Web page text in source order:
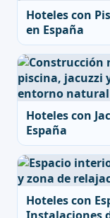
Hoteles con
en España
Hoteles con
España
Hoteles con